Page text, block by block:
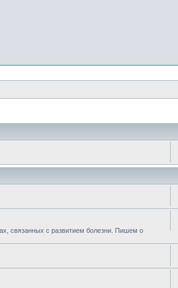
связанных с развитием болезни. Пишем о